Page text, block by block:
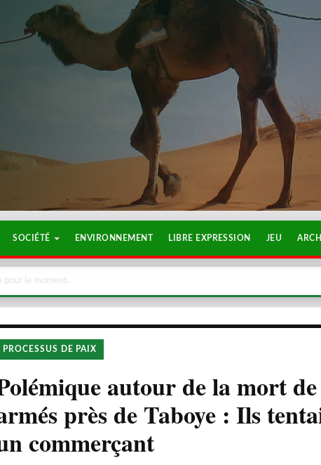
SOCIÉTÉ ENVIRONNEMENT LIBRE EXPRESSION JEU
pour le moment.
PROCESSUS DE PAIX
autour de la mort
près de Taboye : Ils
commerçant